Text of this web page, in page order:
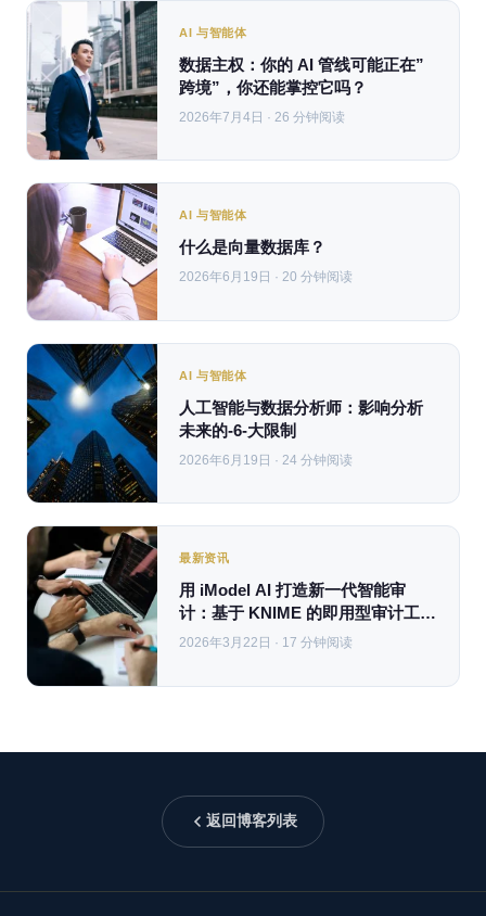
AI 与智能体
数据主权：你的 AI 管线可能正在”
跨境”，你还能掌控它吗？
2026年7月4日 · 26 分钟阅读
AI 与智能体
什么是向量数据库？
2026年6月19日 · 20 分钟阅读
AI 与智能体
人工智能与数据分析师：影响分析
未来的-6-大限制
2026年6月19日 · 24 分钟阅读
最新资讯
用 iModel AI 打造新一代智能审
计：基于 KNIME 的即用型审计工作
流实践
2026年3月22日 · 17 分钟阅读
返回博客列表